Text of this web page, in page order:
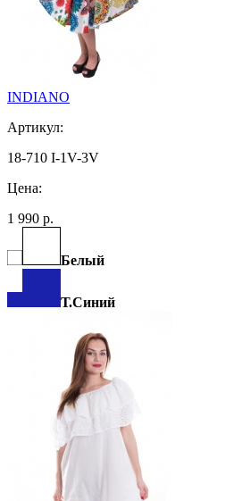
INDIANO
Артикул:
18-710 I-1V-3V
Цена:
1 990 р.
Белый
Т.Синий